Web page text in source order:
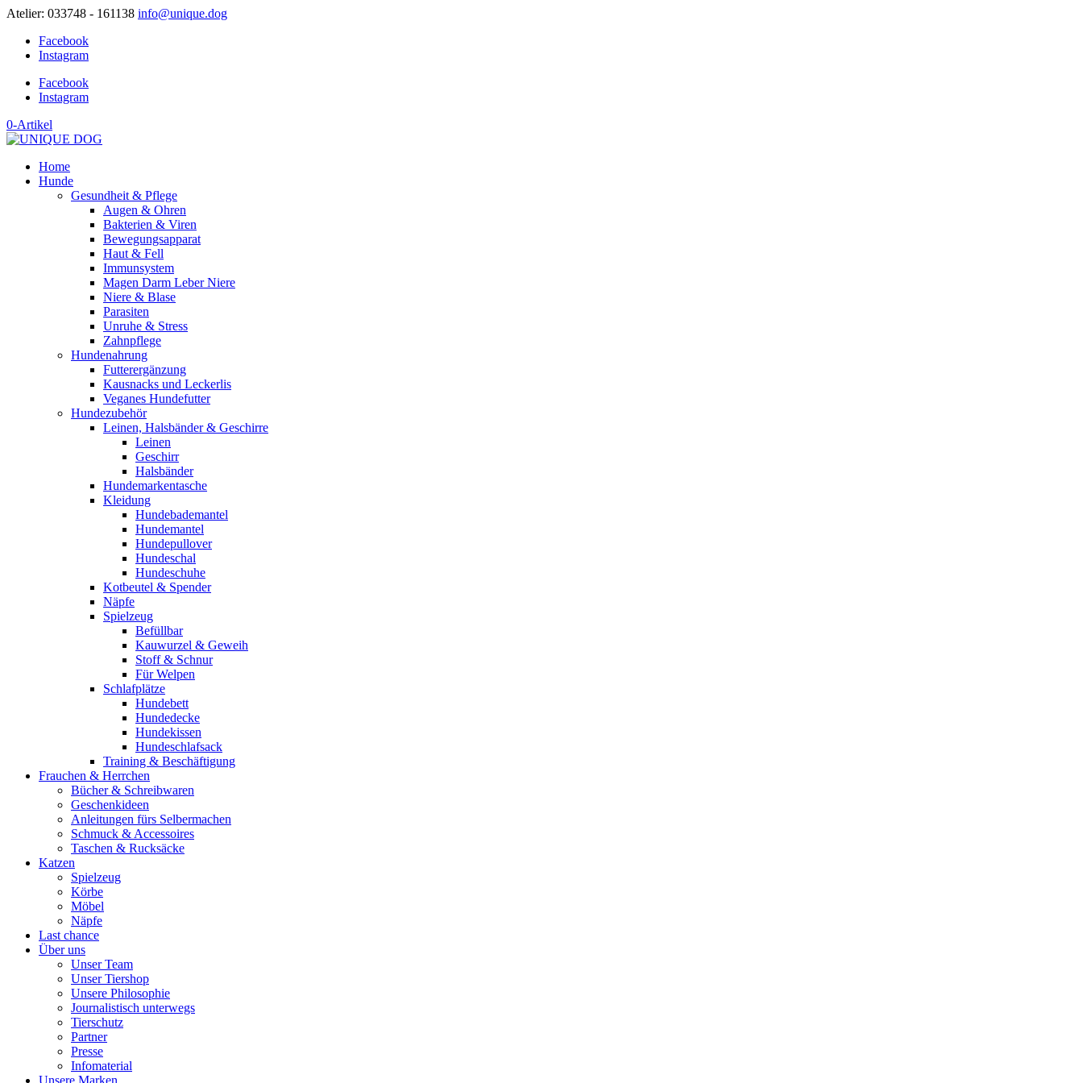
Atelier: 033748 - 161138 info@unique.dog
Facebook
Instagram
Facebook
Instagram
0-Artikel
Home
Hunde
Gesundheit & Pflege
Augen & Ohren
Bakterien & Viren
Bewegungsapparat
Haut & Fell
Immunsystem
Magen Darm Leber Niere
Niere & Blase
Parasiten
Unruhe & Stress
Zahnpflege
Hundenahrung
Futterergänzung
Kausnacks und Leckerlis
Veganes Hundefutter
Hundezubehör
Leinen, Halsbänder & Geschirre
Leinen
Geschirr
Halsbänder
Hundemarkentasche
Kleidung
Hundebademantel
Hundemantel
Hundepullover
Hundeschal
Hundeschuhe
Kotbeutel & Spender
Näpfe
Spielzeug
Befüllbar
Kauwurzel & Geweih
Stoff & Schnur
Für Welpen
Schlafplätze
Hundebett
Hundedecke
Hundekissen
Hundeschlafsack
Training & Beschäftigung
Frauchen & Herrchen
Bücher & Schreibwaren
Geschenkideen
Anleitungen fürs Selbermachen
Schmuck & Accessoires
Taschen & Rucksäcke
Katzen
Spielzeug
Körbe
Möbel
Näpfe
Last chance
Über uns
Unser Team
Unser Tiershop
Unsere Philosophie
Journalistisch unterwegs
Tierschutz
Partner
Presse
Infomaterial
Unsere Marken